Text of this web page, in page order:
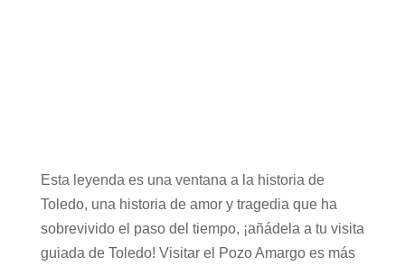
Esta leyenda es una ventana a la historia de
Toledo, una historia de amor y tragedia que ha
sobrevivido el paso del tiempo, ¡añádela a tu visita
guiada de Toledo! Visitar el Pozo Amargo es más